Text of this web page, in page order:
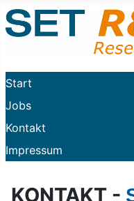
Sprache auswählen
Sprache auswählen
Start
Jobs
Kontakt
Impressum
KONTAKT -